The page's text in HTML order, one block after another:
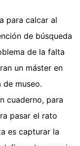
para calcar al
de búsqueda
de la falta
un máster en
de museo.
cuaderno, para
pasar el rato
es capturar la